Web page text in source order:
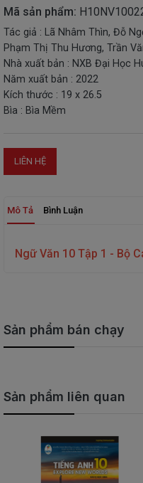
TẶNG
ĐỒ
CHƠI
THIẾT
STEM
Mã sản phẩm:
Tác giả : Lã Nhâm Thìn, Đỗ
Phạm Thị Thu Hương, Trần
Nhà xuất bản : NXB Đại Học
Năm xuất bản : 2022
Kích thước : 19 x 26.5
Bìa : Bìa Mềm
LIÊN HỆ
Mô Tả Bình Luận
Ngữ Văn 10 Tập 1 - Bộ
Sản phẩm bán chạy
Sản phẩm liên quan